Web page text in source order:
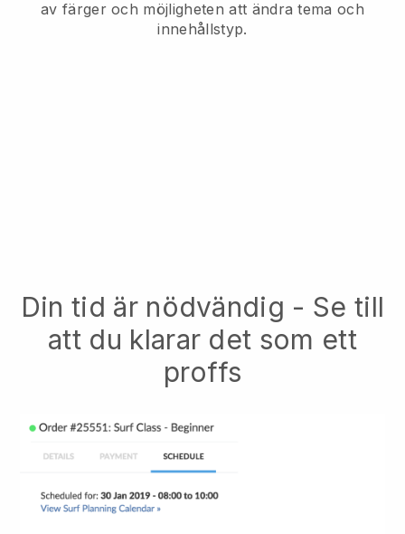
av färger och möjligheten att ändra tema och
innehållstyp.
Din tid är nödvändig - Se till
att du klarar det som ett
proffs